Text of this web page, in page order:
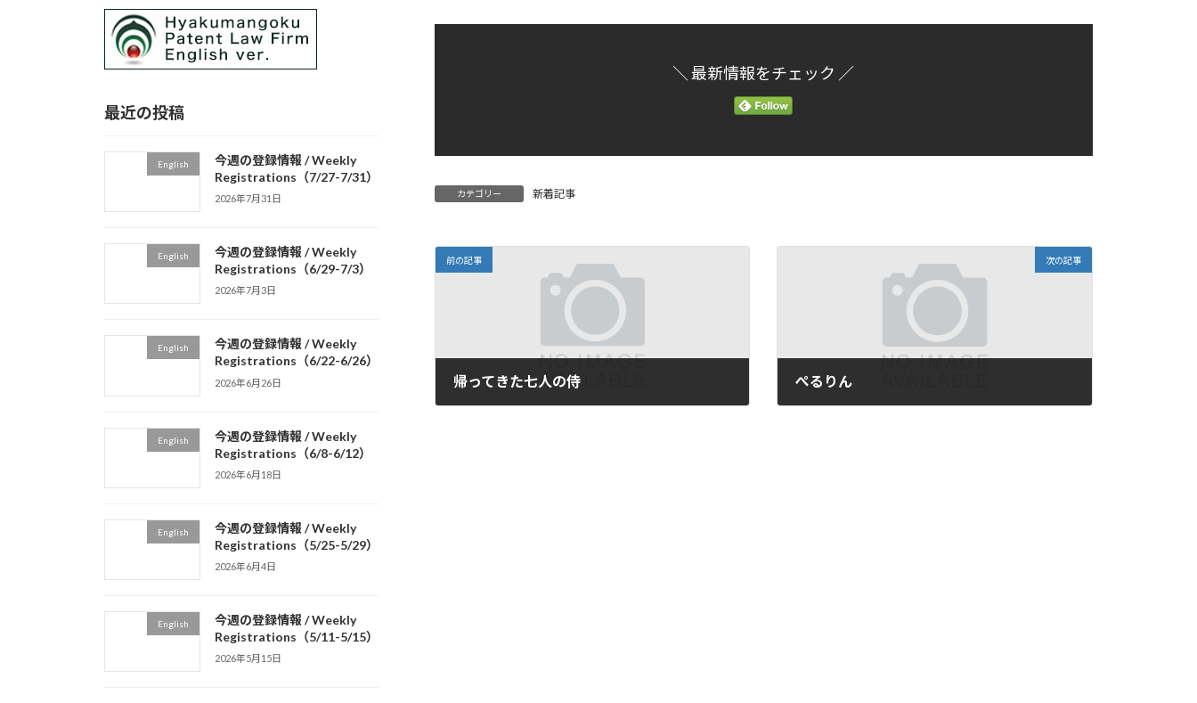
＼ 最新情報をチェック ／
カテゴリー 新着記事
前の記事
帰ってきた七人の侍
次の記事
ぺるりん
最近の投稿
English
今週の登録情報 / Weekly
Registrations（7/27-7/31）
2026年7月31日
English
今週の登録情報 / Weekly
Registrations（6/29-7/3）
2026年7月3日
English
今週の登録情報 / Weekly
Registrations（6/22-6/26）
2026年6月26日
English
今週の登録情報 / Weekly
Registrations（6/8-6/12）
2026年6月18日
English
今週の登録情報 / Weekly
Registrations（5/25-5/29）
2026年6月4日
English
今週の登録情報 / Weekly
Registrations（5/11-5/15）
2026年5月15日